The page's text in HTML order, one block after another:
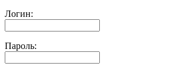
Логин:
Пароль: